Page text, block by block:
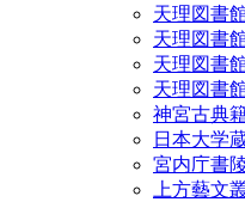
天理図書
天理図書
天理図書
天理図書
神宮古典
日本大学
宮内庁書
上方藝文